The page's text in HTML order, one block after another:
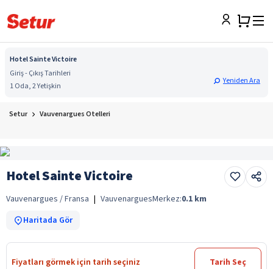
Hotel Sainte Victoire
Giriş - Çıkış Tarihleri
1 Oda, 2 Yetişkin
Yeniden Ara
Setur Vauvenargues Otelleri
Hotel Sainte Victoire
Vauvenargues / Fransa | VauvenarguesMerkez:0.1 km
Haritada Gör
Fiyatları görmek için tarih seçiniz Tarih Seç